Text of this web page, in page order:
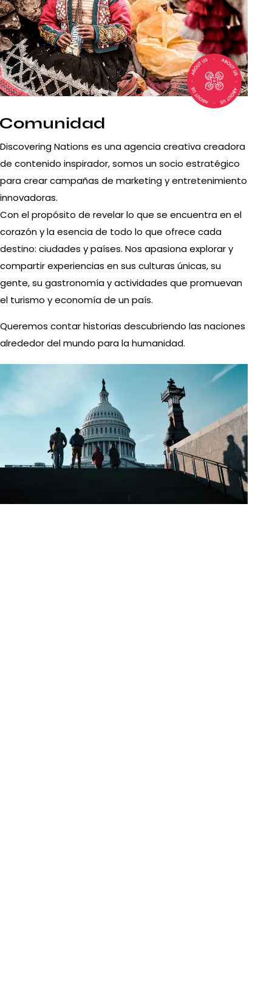
Comunidad
Discovering Nations es una agencia creativa creadora
de contenido inspirador, somos un socio estratégico
para crear campañas de marketing y entretenimiento
innovadoras.
Con el propósito de revelar lo que se encuentra en el
corazón y la esencia de todo lo que ofrece cada
destino: ciudades y países. Nos apasiona explorar y
compartir experiencias en sus culturas únicas, su
gente, su gastronomía y actividades que promuevan
el turismo y economía de un país.
Queremos contar historias descubriendo las naciones
alrededor del mundo para la humanidad.